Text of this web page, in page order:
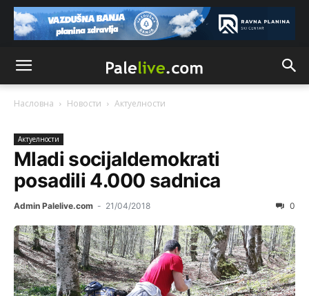
Насловна Новости Актуeлности
Актуeлности
Mladi socijaldemokrati
posadili 4.000 sadnica
Admin Palelive.com - 21/04/2018 0